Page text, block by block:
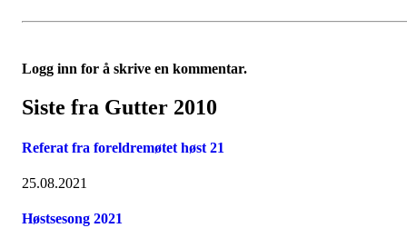
Logg inn for å skrive en kommentar.
Siste fra Gutter 2010
Referat fra foreldremøtet høst 21
25.08.2021
Høstsesong 2021